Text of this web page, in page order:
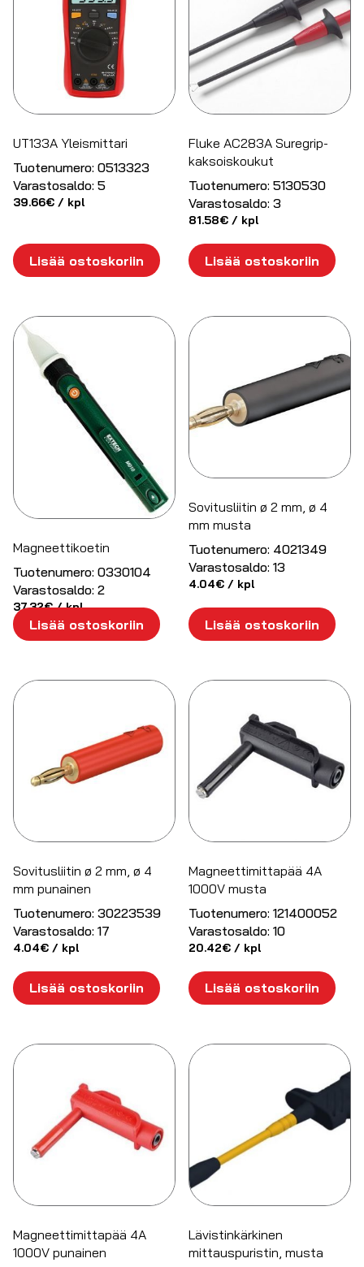
UT133A Yleismittari
Tuotenumero: 0513323
Varastosaldo: 5
39.66€ / kpl
Lisää ostoskoriin
Fluke AC283A Suregrip-
kaksoiskoukut
Tuotenumero: 5130530
Varastosaldo: 3
81.58€ / kpl
Lisää ostoskoriin
Magneettikoetin
Tuotenumero: 0330104
Varastosaldo: 2
37.32€/ kpl
Lisää ostoskoriin
Sovitusliitin ø 2 mm, ø 4
mm musta
Tuotenumero: 4021349
Varastosaldo: 13
4.04€ / kpl
Lisää ostoskoriin
Sovitusliitin ø 2 mm, ø 4
mm punainen
Tuotenumero: 30223539
Varastosaldo: 17
4.04€ / kpl
Lisää ostoskoriin
Magneettimittapää 4A
1000V musta
Tuotenumero: 121400052
Varastosaldo: 10
20.42€ / kpl
Lisää ostoskoriin
Magneettimittapää 4A
1000V punainen
Lävistinkärkinen
mittauspuristin, musta